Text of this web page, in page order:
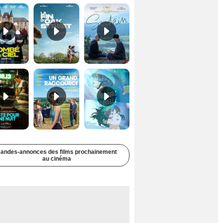
Juste pour une nuit Bande-annonce VO STFR Un grand raccourci Bande-annonce VF Une aube nouvelle Bande-annonce VO STFR
annonces des films prochainement
au cinéma